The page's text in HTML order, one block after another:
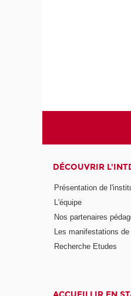
DÉCOUVRIR
Présentation de
L'équipe
Nos partenaires
Les manifestations de
Recherche Etudes